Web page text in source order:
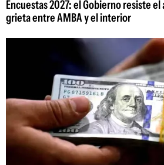
Encuestas 2027: el Gobierno resiste
grieta entre AMBA y el interior